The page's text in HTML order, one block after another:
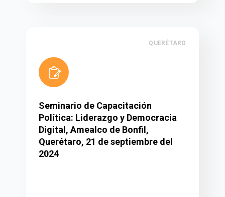
QUERÉTARO
Seminario de Capacitación
Política: Liderazgo y Democracia
Digital, Amealco de Bonfil,
Querétaro, 21 de septiembre del
2024